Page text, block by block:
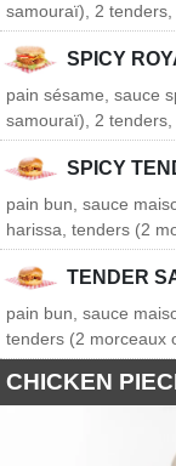
samouraï), 2
SPICY
pain sésame, sauce
samouraï), 2
SPICY
pain bun, sauce
harissa, tenders (2
TENDER
pain bun, sauce
tenders (2 morceaux
CHICKEN